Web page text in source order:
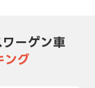
ーゲン車
ング